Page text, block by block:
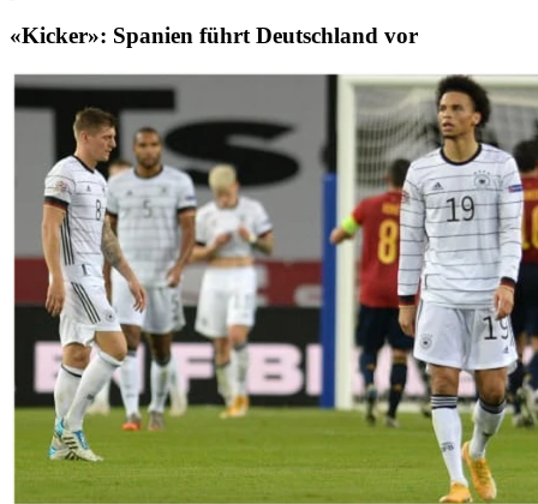
«Kicker»: Spanien führt Deutschland vor